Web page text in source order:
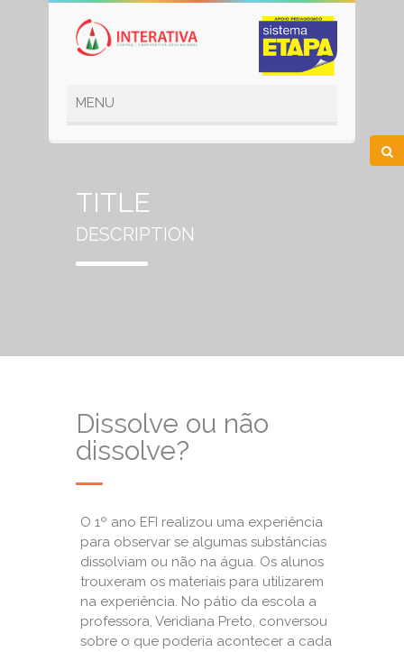
TITLE
DESCRIPTION
Dissolve ou não
dissolve?
O 1º ano EFI realizou uma experiência
para observar se algumas substâncias
dissolviam ou não na água. Os alunos
trouxeram os materiais para utilizarem
na experiência. No pátio da escola a
professora, Veridiana Preto, conversou
sobre o que poderia acontecer a cada